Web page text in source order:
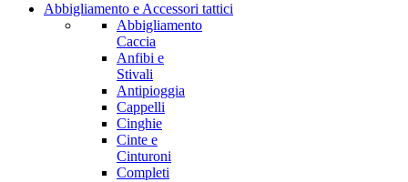
Abbigliamento e Accessori tattici
Abbigliamento
Caccia
Anfibi e
Stivali
Antipioggia
Cappelli
Cinghie
Cinte e
Cinturoni
Completi